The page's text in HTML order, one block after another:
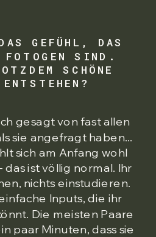
gesagt von fast allen
sie angefragt haben...
sich am Anfang wohl
ist völlig normal. Ihr
nichts einstudieren.
Inputs, die ihr
Die meisten Paare
paar Minuten, dass sie
GEFÜHL, DAS
SIND.
SCHÖNE